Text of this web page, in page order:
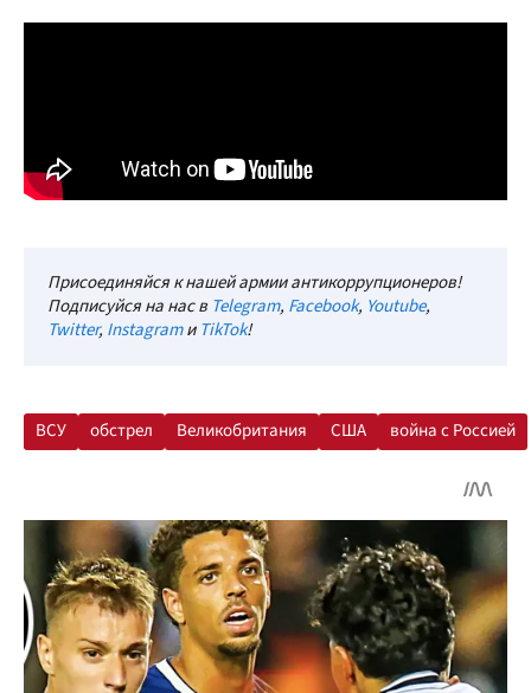
Присоединяйся к нашей армии антикоррупционеров!
Подписуйся на нас в Telegram, Facebook, Youtube,
Twitter, InstagramиTikTok!
ВСУ обстрел Великобритания США война с Россией